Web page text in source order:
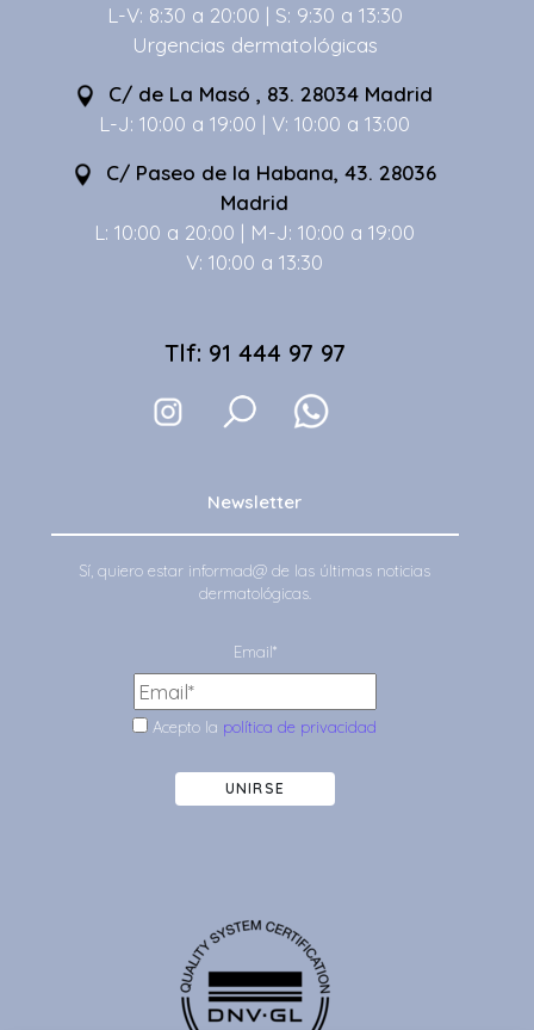
L-V: 8:30 a 20:00 | S: 9:30 a 13:30
Urgencias dermatológicas
C/ de La Masó , 83. 28034 Madrid
L-J: 10:00 a 19:00 | V: 10:00 a 13:00
C/ Paseo de la Habana, 43. 28036
Madrid
L: 10:00 a 20:00 | M-J: 10:00 a 19:00
V: 10:00 a 13:30
Tlf: 91 444 97 97
Newsletter
Sí, quiero estar informad@ de las últimas noticias
dermatológicas.
Email*
Acepto la política de privacidad
UNIRSE